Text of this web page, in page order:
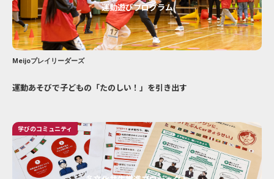
運動遊びプログラム
Meijoプレイリーダーズ
運動あそびで子どもの「たのしい！」を引き出す
学びのコミュニティ